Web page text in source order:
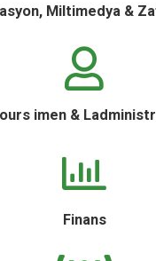
Miltimedya &
imen &
Finans